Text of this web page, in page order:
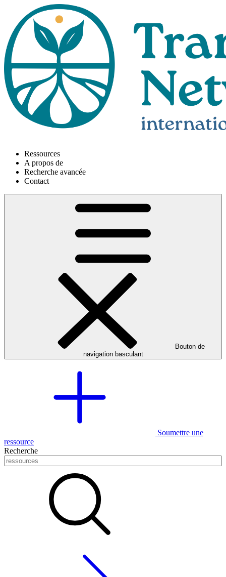
Ressources
A propos de
Recherche avancée
Contact
Bouton de
navigation basculant
Soumettre une
ressource
Recherche